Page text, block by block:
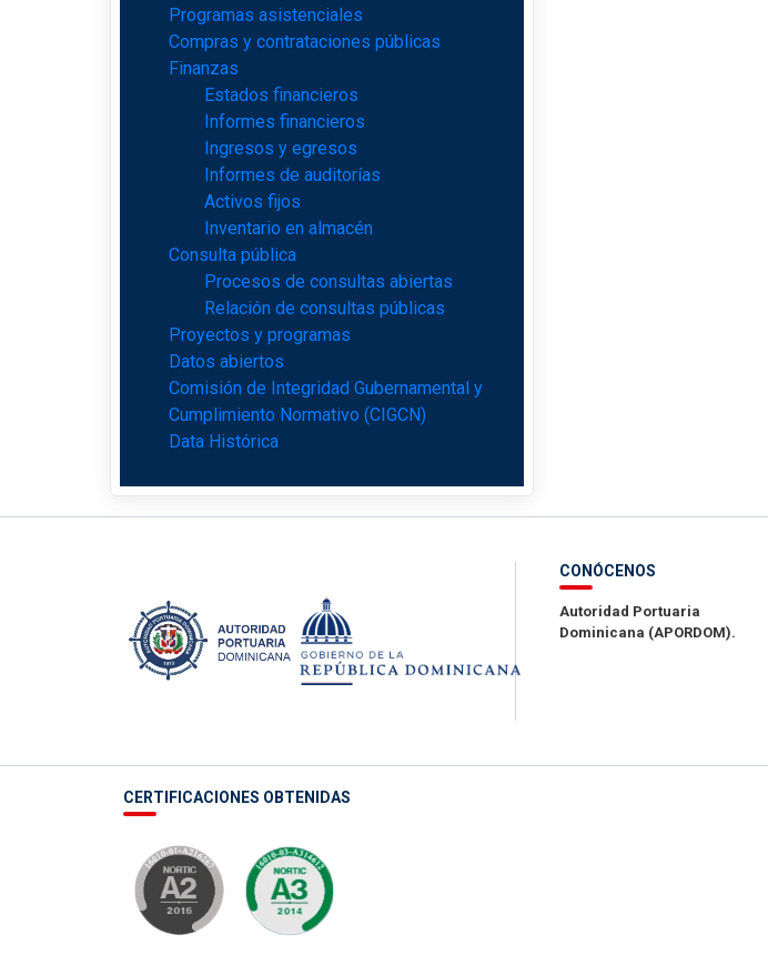
Programas asistenciales
Compras y contrataciones públicas
Finanzas
Estados financieros
Informes financieros
Ingresos y egresos
Informes de auditorías
Activos fijos
Inventario en almacén
Consulta pública
Procesos de consultas abiertas
Relación de consultas públicas
Proyectos y programas
Datos abiertos
Comisión de Integridad Gubernamental y
Cumplimiento Normativo (CIGCN)
Data Histórica
CONÓCENOS
Autoridad Portuaria
Dominicana (APORDOM).
CERTIFICACIONES OBTENIDAS